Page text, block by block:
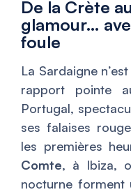
De la Crète
glamour…
foule
La Sardaigne
rapport pointe
Portugal,
ses falaises
les premières
Comte, à Ibiza,
nocturne